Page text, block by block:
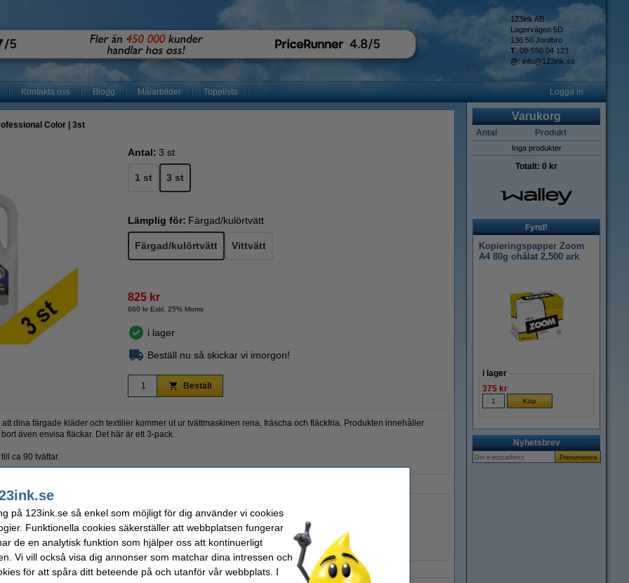
123ink AB
Lagervägen 5D
136 50 Jordbro
T: 08-550 04 123
@: info@123ink.se
Kontakta oss Blogg Målarbilder Topplista Logga in
Color | 3st
Antal: 3 st
1 st 3 st
Lämplig för: Färgad/kulörtvätt
Färgad/kulörtvätt Vittvätt
825 kr
660 kr Exkl. 25% Moms
i lager
Beställ nu så skickar vi imorgon!
Beställ
dina färgade kläder och textilier kommer ut ur tvättmaskinen rena, fräscha och fläckfria. Produkten innehåller
även envisa fläckar. Det här är ett 3-pack.
ca 90 tvättar.
Kapacitet:
Volym:
kulörtvätt Extra info:
Säkerhetsinformation
Varukorg
Antal Produkt
Inga produkter
Totalt: 0 kr
Fynd!
Kopieringspapper Zoom
A4 80g ohålat 2,500 ark
i lager
375 kr
Nyhetsbrev
på 123ink.se så enkel som möjligt för dig använder vi cookies
Funktionella cookies säkerställer att webbplatsen fungerar
de en analytisk funktion som hjälper oss att kontinuerligt
Vi vill också visa dig annonser som matchar dina intressen och
för att spåra ditt beteende på och utanför vår webbplats. I